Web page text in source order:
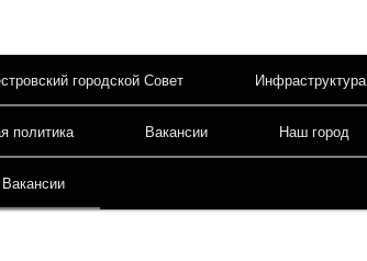
городской Совет Инфраструктура
политика Вакансии Наш город
Вакансии